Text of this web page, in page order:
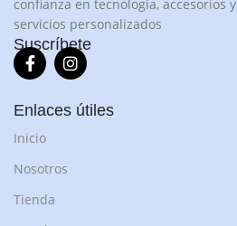
confianza en tecnología, accesorios y
servicios personalizados
Suscríbete
Enlaces útiles
Inicio
Nosotros
Tienda